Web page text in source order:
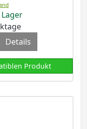
Details
Produkt